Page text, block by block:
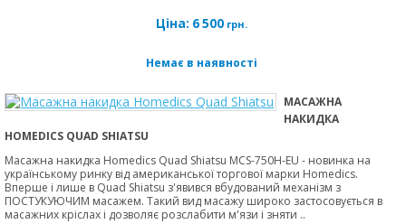
Ціна: 6 500 грн.
Немає в наявності
МАСАЖНА
НАКИДКА
HOMEDICS QUAD SHIATSU
Масажна накидка Homedics Quad Shiatsu MCS-750H-EU - новинка на
українському ринку від американської торгової марки Homedics.
Вперше і лише в Quad Shiatsu з'явився вбудований механізм з
ПОСТУКУЮЧИМ масажем. Такий вид масажу широко застосовується в
масажних кріслах і дозволяє розслабити м'язи і зняти ..